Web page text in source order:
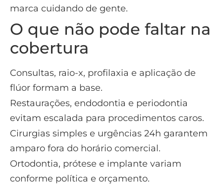
marca cuidando de gente.
O que não pode faltar na
cobertura
Consultas, raio-x, profilaxia e aplicação de
flúor formam a base.
Restaurações, endodontia e periodontia
evitam escalada para procedimentos caros.
Cirurgias simples e urgências 24h garantem
amparo fora do horário comercial.
Ortodontia, prótese e implante variam
conforme política e orçamento.